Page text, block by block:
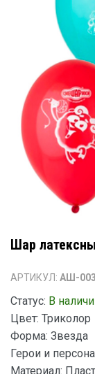
Шар
АРТИКУЛ: АШ-
Статус: В
Цвет: Триколор
Форма: Звезда
Герои и
Материал: